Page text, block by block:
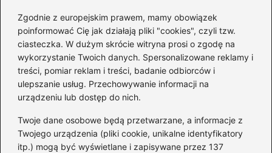
Zgodnie z europejskim prawem, mamy obowiązek
poinformować Cię jak działają pliki "cookies", czyli tzw.
ciasteczka. W dużym skrócie witryna prosi o zgodę na
wykorzystanie Twoich danych. Spersonalizowane reklamy i
treści, pomiar reklam i treści, badanie odbiorców i
ulepszanie usług. Przechowywanie informacji na
urządzeniu lub dostęp do nich.
Twoje dane osobowe będą przetwarzane, a informacje z
Twojego urządzenia (pliki cookie, unikalne identyfikatory
itp.) mogą być wyświetlane i zapisywane przez 137
Jak wygodnie dotrzeć z
lotniska Marco Polo do
Mestre? Poradnik krok po
kroku
Kategorie
Ciekawostki(8)
Kultura i tradycje(10)